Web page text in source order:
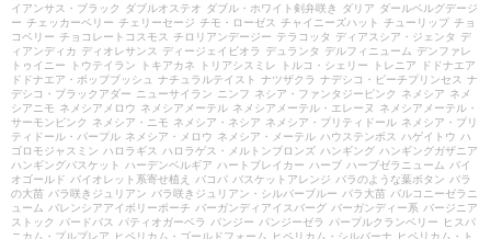
イアンサス・ブラック
ダブルオステオ ダブル・ホワイト剣弁咲き ダリア ダールベルグデージ
ー チェッカーベリー チェリーセージ チモ・ローゼス チャイニーズハット チューリップ チョ
コベリー チョコレートコスモス チロリアンデージー テラコッタ ディアスシア・ジェンタ
デ
ィアンディカ ディオレサンス ディージェイビオラ デュランタ デルフィニューム デンファレ
トゥイニー
トウテイラン トキアカネ トリアシスミレ トルコ・シェリー トレニア
ドドナエア
ドドナエア・ポップブッシュ
ナチュラルテイスト ナツザクラ ナデシコ・ピーチプリンセス ナ
デシコ・ブラックアダー
ニューサイラン ニンフ ネシア・ファンタジーピンク ネメシア ネメ
シアニモ ネメシアメロウ ネメシアメーテル ネメシアメーテル・エレーヌ
ネメシアメーテル・
サーモンピンク
ネメシア・ニモ ネメシア・ネシア ネメシア・プリティドール ネメシア・プリ
ティドール・パープル ネメシア・メロウ ネメシア・メーテル ハウステンボス ハゲイトウ ハ
ゴロモジャスミン ハロラギス ハロラゲス・メルトンブロンズ ハンギング ハンギングガザニア
ハンギングバスケット
ハーデンベルギア ハートブレイカー ハーブ ハーブゼラニューム バイ
オゴールド バイオレット系寄せ植え バコパ バスケットアレンジ バラのような葉ボタン バラ
の大苗 バラ咲きジュリアン バラ咲きジュリアン・シルバーブルー バラ大苗 バルコニーゼラニ
ューム バレンシアアイボリーポーチ バーガンディアイスバーグ バーガンディー系 バージニア
ストック
バードバス パティオガーベラ パンジー パンジーゼラ パープルクランベリー
ヒスパ
ニカム・プルプレア
ヒペリカム・ゴールドフォーム ヒペリカム・シルバーナ
ヒペリカム・ト